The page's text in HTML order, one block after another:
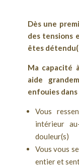
Dès une
des tensions
êtes
Ma capacité
aide
enfouies
Vous
intérieur
douleur(s)
Vous vous
entier et